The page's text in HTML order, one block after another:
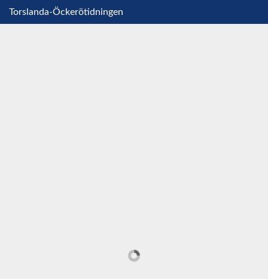
Torslanda-Öckerötidningen